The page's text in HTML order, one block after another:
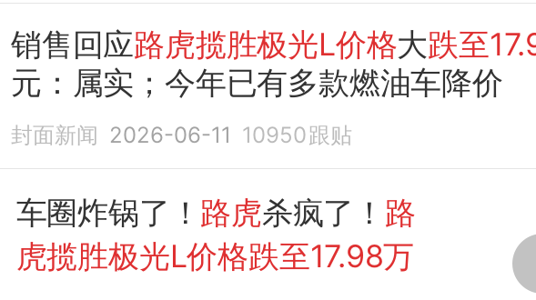
销售回应路虎揽胜极光L价格大跌至
元：属实；今年已有多款燃油车降价
封面新闻 2026-06-11 10950跟贴
车圈炸锅了！ 路虎杀疯了！ 路
虎揽胜极光L价格跌至17.98万